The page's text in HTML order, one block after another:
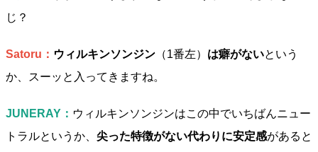
じ？
Satoru： ウィルキンソンジン （1番左） は癖がないという
か、スーッと入ってきますね。
JUNERAY： ウィルキンソンジンはこの中でいちばんニュー
トラルというか、 尖った特徴がない代わりに安定感があると